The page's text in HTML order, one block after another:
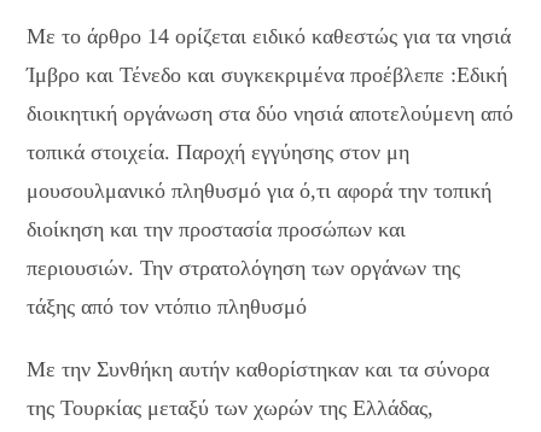
Με το άρθρο 14 ορίζεται ειδικό καθεστώς για τα νησιά
Ίμβρο και Τένεδο και συγκεκριμένα προέβλεπε :Εδική
διοικητική οργάνωση στα δύο νησιά αποτελούμενη από
τοπικά στοιχεία. Παροχή εγγύησης στον μη
μουσουλμανικό πληθυσμό για ό,τι αφορά την τοπική
διοίκηση και την προστασία προσώπων και
περιουσιών. Την στρατολόγηση των οργάνων της
τάξης από τον ντόπιο πληθυσμό
Με την Συνθήκη αυτήν καθορίστηκαν και τα σύνορα
της Τουρκίας μεταξύ των χωρών της Ελλάδας,